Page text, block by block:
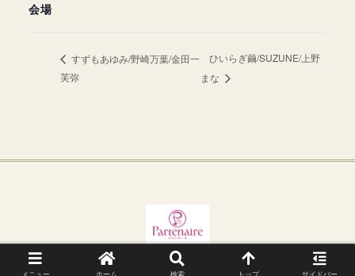
会場
すずもあゆみ/野崎万葉/金田一
芙弥
ひいらぎ繭/SUZUNE/上野
まな
メニュー ホーム 検索 トップ サイドバー